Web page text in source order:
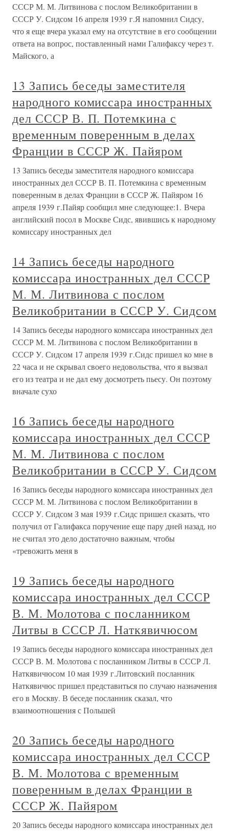
СССР М. М. Литвинова с послом Великобритании в
СССР У. Сидсом 16 апреля 1939 г.Я напомнил Сидсу,
что я еще вчера указал ему на отсутствие в его сообщении
ответа на вопрос, поставленный нами Галифаксу через т.
Майского, а
13 Запись беседы заместителя
народного комиссара иностранных
дел СССР В. П. Потемкина с
временным поверенным в делах
Франции в СССР Ж. Пайяром
13 Запись беседы заместителя народного комиссара
иностранных дел СССР В. П. Потемкина с временным
поверенным в делах Франции в СССР Ж. Пайяром 16
апреля 1939 г.Пайяр сообщил мне следующее:1. Вчера
английский посол в Москве Сидс, явившись к народному
комиссару иностранных дел
14 Запись беседы народного
комиссара иностранных дел СССР
М. М. Литвинова с послом
Великобритании в СССР У. Сидсом
14 Запись беседы народного комиссара иностранных дел
СССР М. М. Литвинова с послом Великобритании в
СССР У. Сидсом 17 апреля 1939 г.Сидс пришел ко мне в
22 часа и не скрывал своего недовольства, что я вызвал
его из театра и не дал ему досмотреть пьесу. Он поэтому
вначале сухо
16 Запись беседы народного
комиссара иностранных дел СССР
М. М. Литвинова с послом
Великобритании в СССР У. Сидсом
16 Запись беседы народного комиссара иностранных дел
СССР М. М. Литвинова с послом Великобритании в
СССР У. Сидсом З мая 1939 г.Сидс пришел сказать, что
получил от Галифакса поручение еще пару дней назад, но
не считал это дело достаточно важным, чтобы
«тревожить меня в
19 Запись беседы народного
комиссара иностранных дел СССР
В. М. Молотова с посланником
Литвы в СССР Л. Наткявичюсом
19 Запись беседы народного комиссара иностранных дел
СССР В. М. Молотова с посланником Литвы в СССР Л.
Наткявичюсом 10 мая 1939 г.Литовский посланник
Наткявичюс пришел представиться по случаю назначения
его в Москву. В беседе посланник сказал, что
взаимоотношения с Польшей
20 Запись беседы народного
комиссара иностранных дел СССР
В. М. Молотова с временным
поверенным в делах Франции в
СССР Ж. Пайяром
20 Запись беседы народного комиссара иностранных дел